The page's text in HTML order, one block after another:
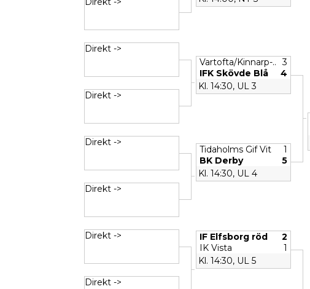
Direkt ->
Direkt ->
Direkt ->
Direkt ->
Direkt ->
Direkt ->
Vartofta/Kinnarp-..
3
IFK Skövde Blå
4
Kl. 14:30, UL 3
Tidaholms Gif Vit
1
BK Derby
5
Kl. 14:30, UL 4
IF Elfsborg röd
2
IK Vista
1
Kl. 14:30, UL 5